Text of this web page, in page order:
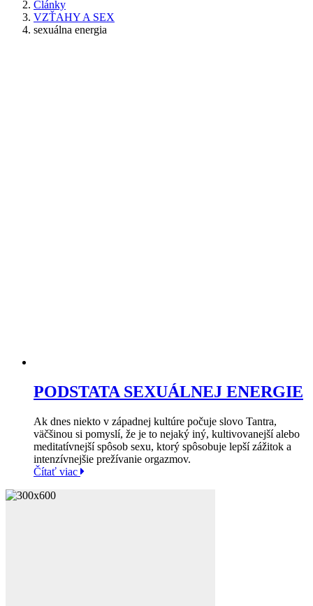
Články
VZŤAHY A SEX
sexuálna energia
PODSTATA SEXUÁLNEJ ENERGIE
Ak dnes niekto v západnej kultúre počuje slovo Tantra,
väčšinou si pomyslí, že je to nejaký iný, kultivovanejší alebo
meditatívnejší spôsob sexu, ktorý spôsobuje lepší zážitok a
intenzívnejšie prežívanie orgazmov.
Čítať viac